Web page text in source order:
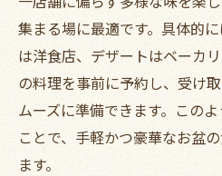
地元テイクアウトの
介
お盆に味わう地元テ
千林商店街テイクア
る
集まる場に最適です。具体的
は洋食店、デザートはベーカ
の料理を事前に予約し、受け
ムーズに準備できます。この
ことで、手軽かつ豪華なお盆
ます。